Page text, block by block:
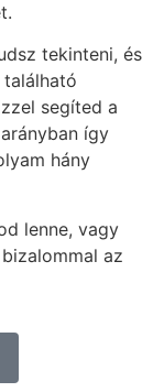
tekinteni, és
segíted a
így
hány
lenne, vagy
az